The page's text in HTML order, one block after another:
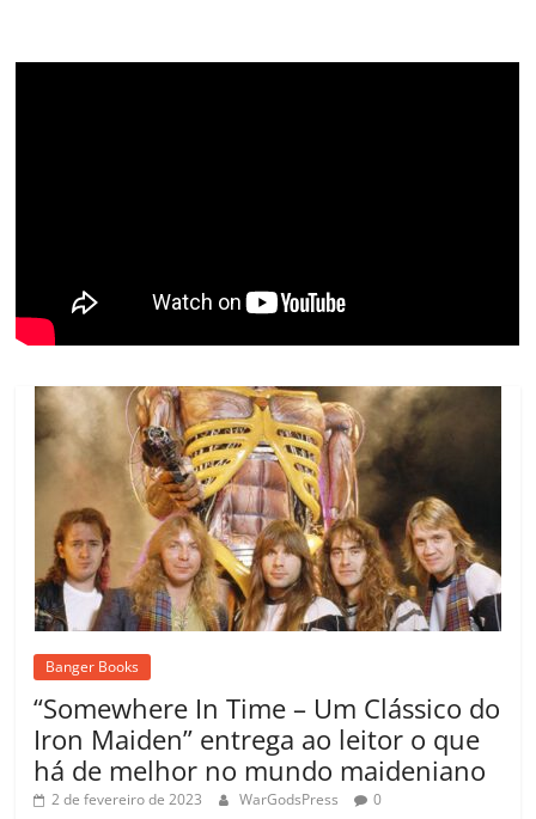
b A dI e
m
Li ar
Banger Books
“Somewhere In Time – Um Clássico do
Iron Maiden” entrega ao leitor o que
há de melhor no mundo maideniano
2 de fevereiro de 2023 WarGodsPress 0